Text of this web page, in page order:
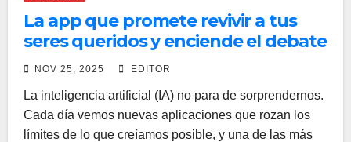
La app que promete revivir a tus
seres queridos y enciende el debate
NOV 25, 2025 EDITOR
La inteligencia artificial (IA) no para de sorprendernos.
Cada día vemos nuevas aplicaciones que rozan los
límites de lo que creíamos posible, y una de las más